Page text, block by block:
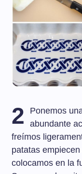
2
Ponemos
abundante
freímos
patatas
colocamos en la